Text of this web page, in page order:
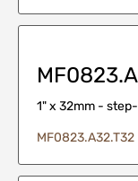
1" x 32mm -
MF0823.A32.T32